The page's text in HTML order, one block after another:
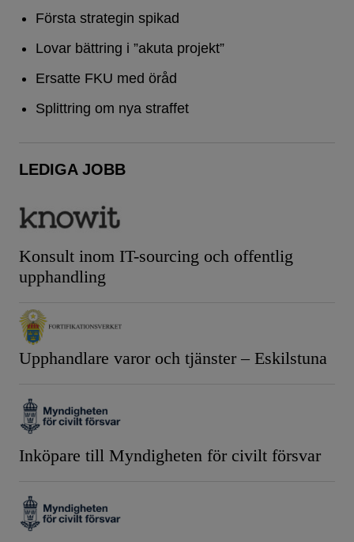
Första strategin spikad
Lovar bättring i ”akuta projekt”
Ersatte FKU med öråd
Splittring om nya straffet
LEDIGA JOBB
Konsult inom IT-sourcing och offentlig
upphandling
Upphandlare varor och tjänster – Eskilstuna
Inköpare till Myndigheten för civilt försvar